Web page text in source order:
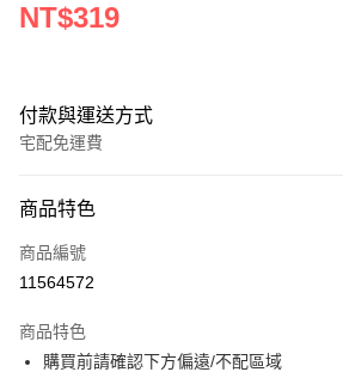
NT$319
付款與運送方式
宅配免運費
全家線上支付
運送方式
本島宅配-活動商品
免運費
商品特色
商品編號
11564572
商品特色
購買前請確認下方偏遠/不配區域